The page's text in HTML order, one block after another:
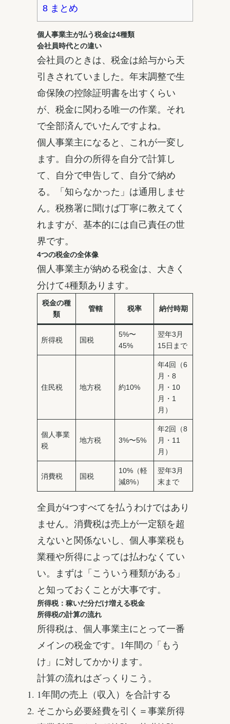
8 まとめ
個人事業主が払う税金は4種類
会社員時代との違い
会社員のときは、税金は給与から天
引きされていました。年末調整で生
命保険の控除証明書を出すくらい
が、税金に関わる唯一の作業。それ
で全部済んでいたんですよね。
個人事業主になると、これが一変し
ます。自分の所得を自分で計算し
て、自分で申告して、自分で納め
る。「知らなかった」は通用しませ
ん。税務署に聞けば丁寧に教えてく
れますが、基本的には自己責任の世
界です。
4つの税金の全体像
個人事業主が納める税金は、大きく
分けて4種類あります。
税金の種
類
管轄 税率 納付時期
所得税 国税
5%〜
45%
翌年3月
15日まで
住民税 地方税 約10%
年4回（6
月・8
月・10
月・1
月）
個人事業
税
地方税 3%〜5%
年2回（8
月・11
月）
消費税 国税
10%（軽
減8%）
翌年3月
末まで
全員が4つすべてを払うわけではあり
ません。消費税は売上が一定額を超
えないと関係ないし、個人事業税も
業種や所得によっては払わなくてい
い。まずは「こういう種類がある」
と知っておくことが大事です。
所得税：稼いだ分だけ増える税金
所得税の計算の流れ
所得税は、個人事業主にとって一番
メインの税金です。1年間の「もう
け」に対してかかります。
計算の流れはざっくりこう。
1年間の売上（収入）を合計する
そこから必要経費を引く＝事業所得